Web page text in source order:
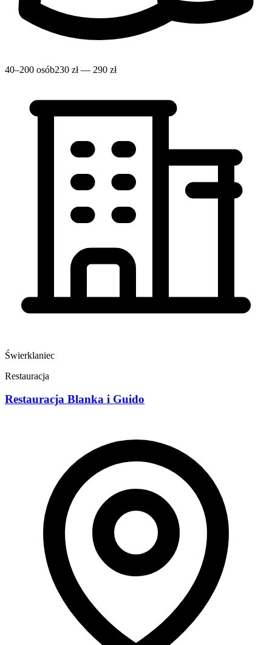
40–200 osób230 zł — 290 zł
Świerklaniec
Restauracja
Restauracja Blanka i Guido